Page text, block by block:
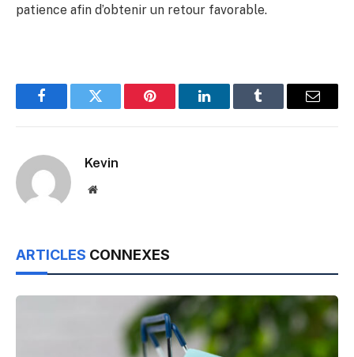
patience afin d’obtenir un retour favorable.
FacebookTwitter Pinterest LinkedInTumblr Email
Kevin
Website
ARTICLES CONNEXES